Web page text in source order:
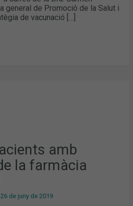
general de Promoció de la Salut i
de vacunació […]
amb
la farmàcia
26 de juny de 2019